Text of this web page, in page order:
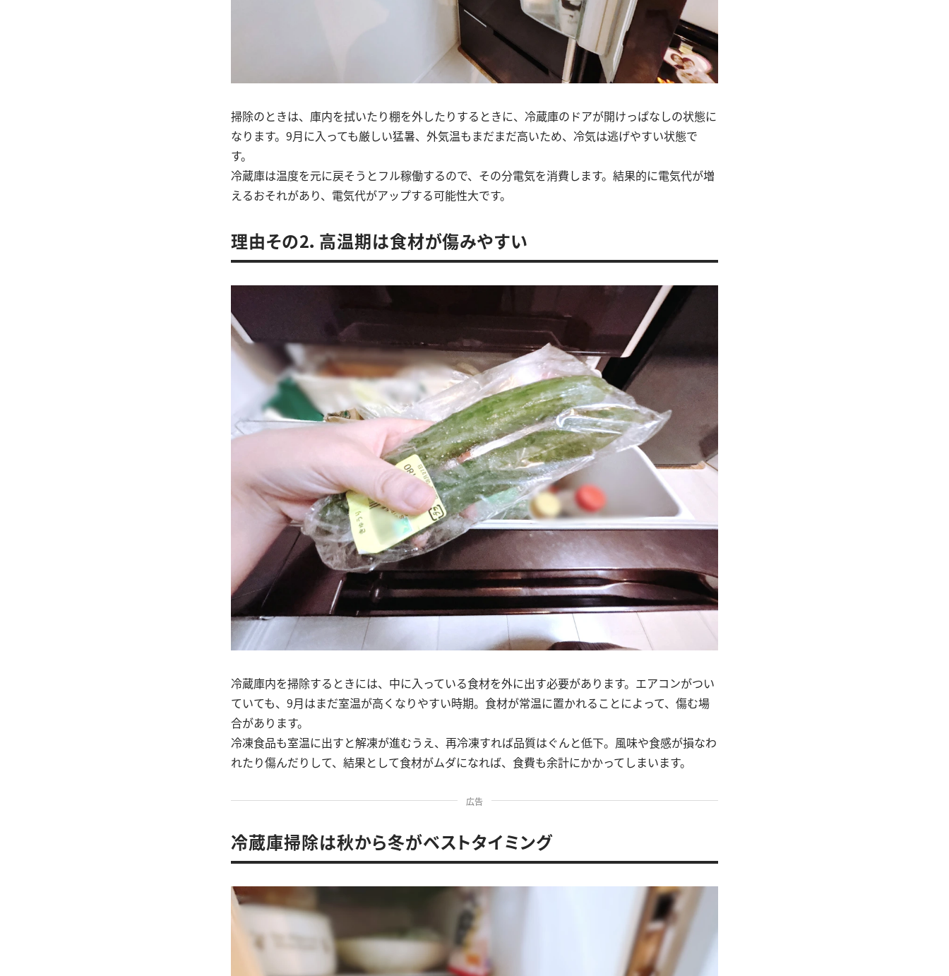
掃除のときは、庫内を拭いたり棚を外したりするときに、冷蔵庫のドアが開けっぱなしの状態に
なります。9月に入っても厳しい猛暑、外気温もまだまだ高いため、冷気は逃げやすい状態で
す。
冷蔵庫は温度を元に戻そうとフル稼働するので、その分電気を消費します。結果的に電気代が増
えるおそれがあり、電気代がアップする可能性大です。
理由その2．高温期は食材が傷みやすい
冷蔵庫内を掃除するときには、中に入っている食材を外に出す必要があります。エアコンがつい
ていても、9月はまだ室温が高くなりやすい時期。食材が常温に置かれることによって、傷む場
合があります。
冷凍食品も室温に出すと解凍が進むうえ、再冷凍すれば品質はぐんと低下。風味や食感が損なわ
れたり傷んだりして、結果として食材がムダになれば、食費も余計にかかってしまいます。
広告
冷蔵庫掃除は秋から冬がベストタイミング